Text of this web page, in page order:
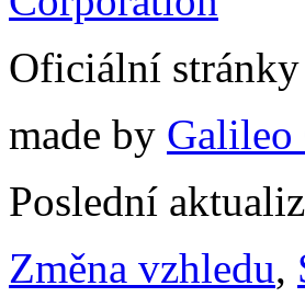
Oficiální
made by Galileo
Poslední
Změna vzhledu,